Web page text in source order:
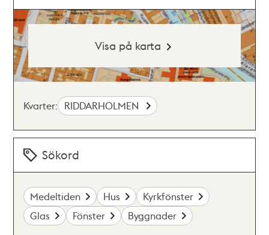
Visa på karta
Kvarter: RIDDARHOLMEN
Sökord
Medeltiden Hus
Kyrkfönster
Glas
Fönster Byggnader